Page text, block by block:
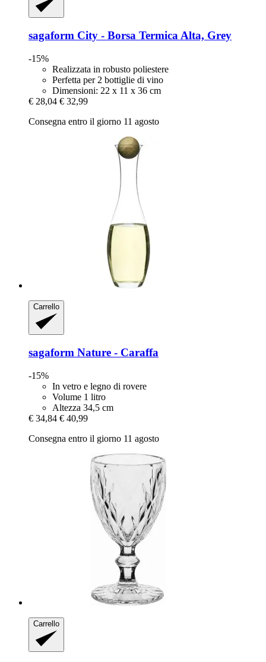
sagaform City -​ Borsa Termica Alta, Grey
-15%
Realizzata in robusto poliestere
Perfetta per 2 bottiglie di vino
Dimensioni: 22 x 11 x 36 cm
€ 28,04 € 32,99
Consegna entro il giorno 11 agosto
Carrello
sagaform Nature -​ Caraffa
-15%
In vetro e legno di rovere
Volume 1 litro
Altezza 34,5 cm
€ 34,84 € 40,99
Consegna entro il giorno 11 agosto
Carrello